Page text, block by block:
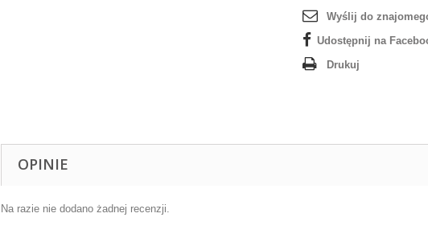
Wyślij do
Udostępnij na
Drukuj
OPINIE
Na razie nie dodano żadnej recenzji.